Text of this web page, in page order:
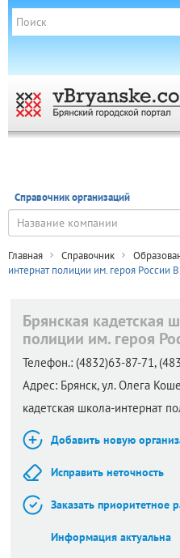
Справочник организаций
Главная Справочник
интернат полиции им. героя России
Брянская кадетская
полиции им. героя
Телефон.: (4832)63‑87-71,
Адрес: Брянск,ул. Олега
кадетская школа-интернат
Добавить новую
Исправить неточность
Заказать приоритетное
Информация актуальна